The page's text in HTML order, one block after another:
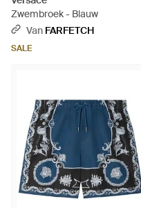
Zwembroek - Blauw
Van FARFETCH
SALE